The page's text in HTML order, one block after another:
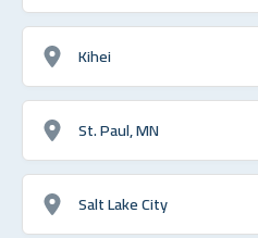
Kihei
St. Paul, MN
Salt Lake City